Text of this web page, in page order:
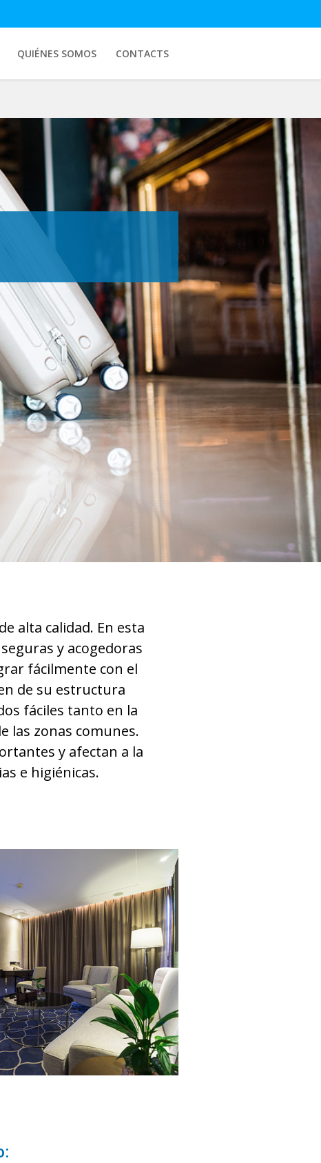
QUIÉNES SOMOS CONTACTS
alta calidad. En esta
y acogedoras
fácilmente con el
de su estructura
fáciles tanto en la
las zonas comunes.
y afectan a la
e higiénicas.